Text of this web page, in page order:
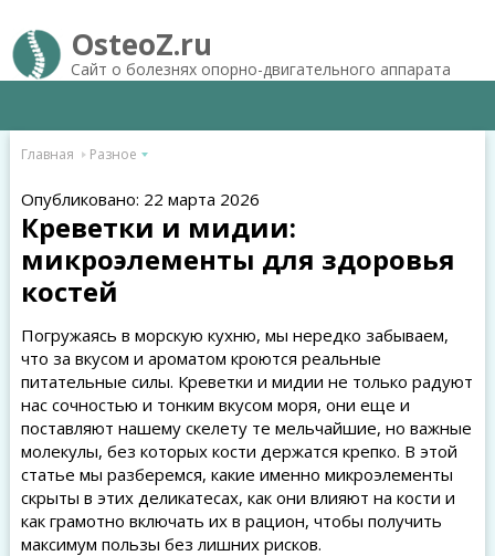
OsteoZ.ru
Сайт о болезнях опорно-двигательного аппарата
Главная Разное
Опубликовано: 22 марта 2026
Креветки и мидии:
микроэлементы для здоровья
костей
Погружаясь в морскую кухню, мы нередко забываем,
что за вкусом и ароматом кроются реальные
питательные силы. Креветки и мидии не только радуют
нас сочностью и тонким вкусом моря, они еще и
поставляют нашему скелету те мельчайшие, но важные
молекулы, без которых кости держатся крепко. В этой
статье мы разберемся, какие именно микроэлементы
скрыты в этих деликатесах, как они влияют на кости и
как грамотно включать их в рацион, чтобы получить
максимум пользы без лишних рисков.